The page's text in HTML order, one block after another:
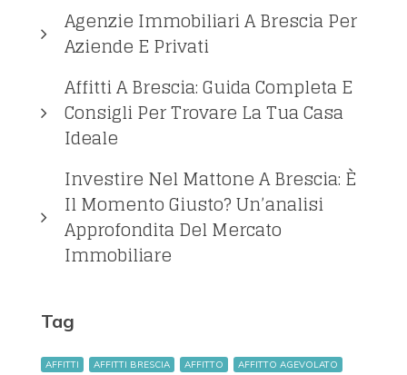
Agenzie Immobiliari A Brescia Per
Aziende E Privati
Affitti A Brescia: Guida Completa E
Consigli Per Trovare La Tua Casa
Ideale
Investire Nel Mattone A Brescia: È
Il Momento Giusto? Un’analisi
Approfondita Del Mercato
Immobiliare
Tag
AFFITTI AFFITTI BRESCIA AFFITTO AFFITTO AGEVOLATO